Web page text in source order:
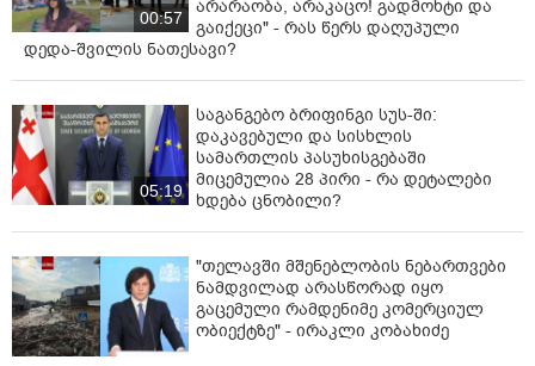
00:57
არარაობა, არაკაცო! გადმოხტი და
გაიქეცი" - რას წერს დაღუპული
დედა-შვილის ნათესავი?
05:19
საგანგებო ბრიფინგი სუს-ში:
დაკავებული და სისხლის
სამართლის პასუხისგებაში
მიცემულია 28 პირი - რა დეტალები
ხდება ცნობილი?
"თელავში მშენებლობის ნებართვები
ნამდვილად არასწორად იყო
გაცემული რამდენიმე კომერციულ
ობიექტზე" - ირაკლი კობახიძე